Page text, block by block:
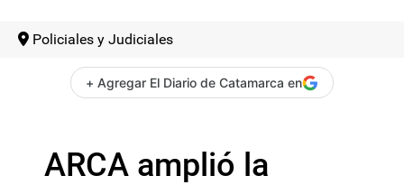
Policiales y Judiciales
+ Agregar El Diario de Catamarca en
ARCA amplió la